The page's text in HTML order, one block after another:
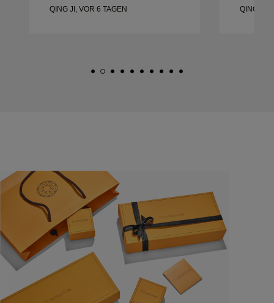
glücklich.
QING JI, VOR 6 TAGEN
glücklich.
QING JI,